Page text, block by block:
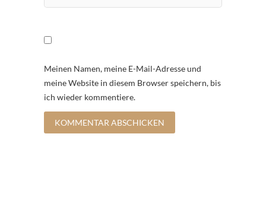
Meinen Namen, meine E-Mail-Adresse und
meine Website in diesem Browser speichern, bis
ich wieder kommentiere.